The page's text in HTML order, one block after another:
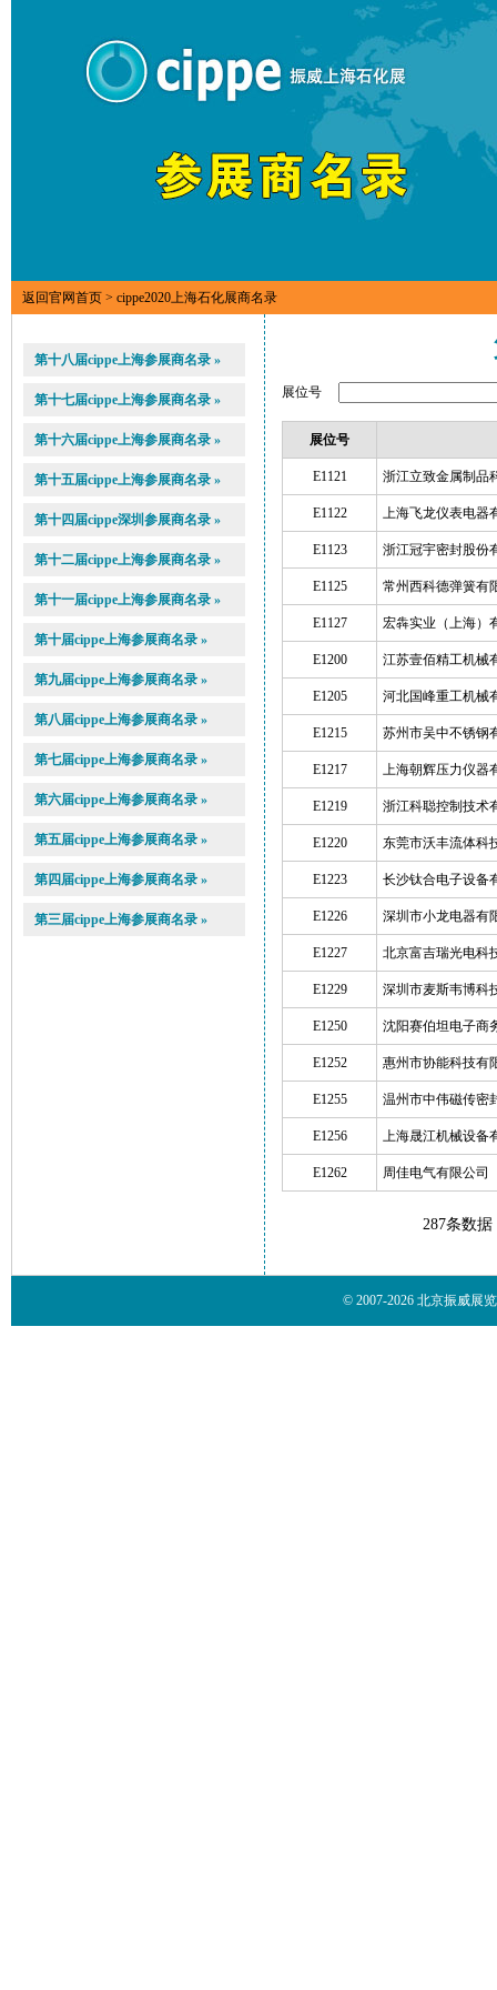
返回官网首页 > cippe2020上海石化展商名录
第十八届cippe上海参展商名录 »
第十七届cippe上海参展商名录 »
第十六届cippe上海参展商名录 »
第十五届cippe上海参展商名录 »
第十四届cippe深圳参展商名录 »
第十二届cippe上海参展商名录 »
第十一届cippe上海参展商名录 »
第十届cippe上海参展商名录 »
第九届cippe上海参展商名录 »
第八届cippe上海参展商名录 »
第七届cippe上海参展商名录 »
第六届cippe上海参展商名录 »
第五届cippe上海参展商名录 »
第四届cippe上海参展商名录 »
第三届cippe上海参展商名录 »
展位号
展位号
E1121 浙江立致金属制品
E1122 上海飞龙仪表电器
E1123 浙江冠宇密封股份
E1125 常州西科德弹簧有
E1127 宏犇实业（上海）
E1200 江苏壹佰精工机械
E1205 河北国峰重工机械
E1215 苏州市吴中不锈钢
E1217 上海朝辉压力仪器
E1219 浙江科聪控制技术
E1220 东莞市沃丰流体科
E1223 长沙钛合电子设备
E1226 深圳市小龙电器有
E1227 北京富吉瑞光电科
E1229 深圳市麦斯韦博科
E1250 沈阳赛伯坦电子商
E1252 惠州市协能科技有
E1255 温州市中伟磁传密
E1256 上海晟江机械设备
E1262 周佳电气有限公司
287条数据
© 2007-2026 北京振威